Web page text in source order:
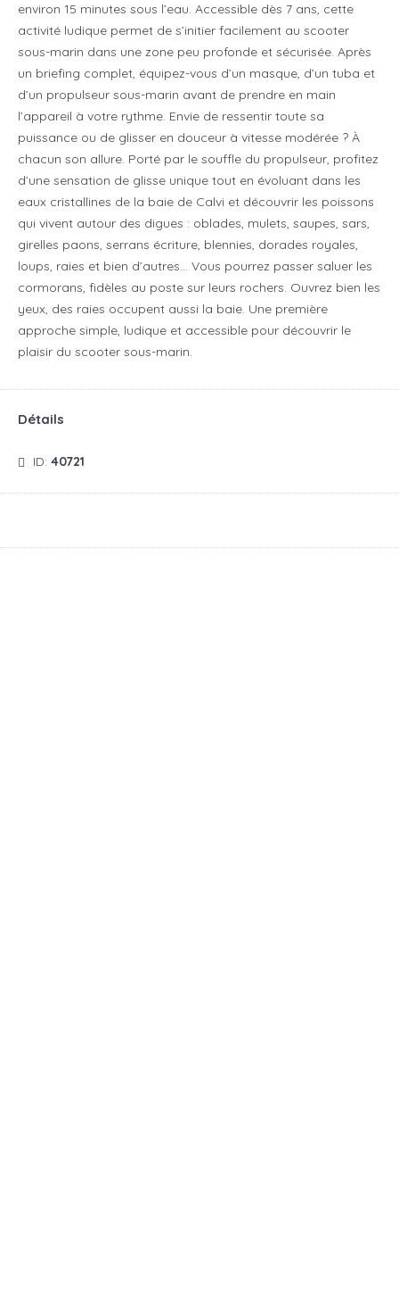
environ 15 minutes sous l’eau. Accessible dès 7 ans, cette
activité ludique permet de s’initier facilement au scooter
sous-marin dans une zone peu profonde et sécurisée. Après
un briefing complet, équipez-vous d’un masque, d’un tuba et
d’un propulseur sous-marin avant de prendre en main
l’appareil à votre rythme. Envie de ressentir toute sa
puissance ou de glisser en douceur à vitesse modérée ? À
chacun son allure. Porté par le souffle du propulseur, profitez
d’une sensation de glisse unique tout en évoluant dans les
eaux cristallines de la baie de Calvi et découvrir les poissons
qui vivent autour des digues : oblades, mulets, saupes, sars,
girelles paons, serrans écriture, blennies, dorades royales,
loups, raies et bien d’autres… Vous pourrez passer saluer les
cormorans, fidèles au poste sur leurs rochers. Ouvrez bien les
yeux, des raies occupent aussi la baie. Une première
approche simple, ludique et accessible pour découvrir le
plaisir du scooter sous-marin.
Détails
ID: 40721